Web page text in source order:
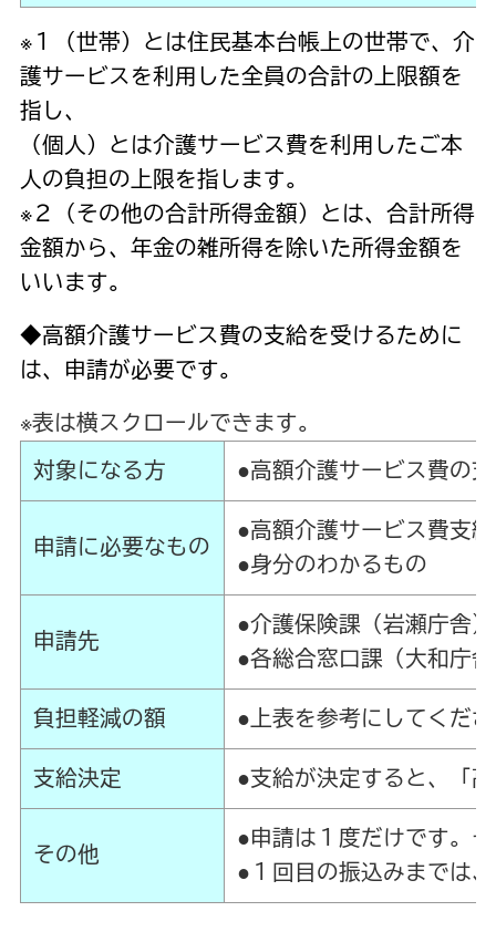
※１（世帯）とは住民基本台帳上の世帯で、介
護サービスを利用した全員の合計の上限額を
指し、
（個人）とは介護サービス費を利用したご本
人の負担の上限を指します。
※２（その他の合計所得金額）とは、合計所得
金額から、年金の雑所得を除いた所得金額を
いいます。
◆高額介護サービス費の支給を受けるために
は、申請が必要です。
※表は横スクロールできます。
対象になる方
●高額介護サービス費の
申請に必要なもの
●高額介護サービス費支
●身分のわかるもの
申請先
●介護保険課（岩瀬庁舎）
●各総合窓口課（大和庁
負担軽減の額 ●上表を参考にしてくだ
支給決定 ●支給が決定すると、「
その他
●申請は１度だけです。
●１回目の振込みまでは